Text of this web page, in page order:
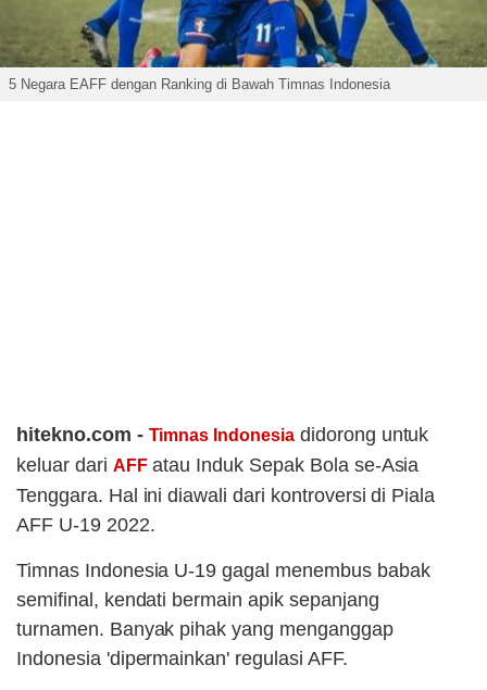
5 Negara EAFF dengan Ranking di Bawah Timnas Indonesia
hitekno.com - Timnas Indonesiadidorong untuk
keluar dari AFFatau Induk Sepak Bola se-Asia
Tenggara. Hal ini diawali dari kontroversi di Piala
AFF U-19 2022.
Timnas Indonesia U-19 gagal menembus babak
semifinal, kendati bermain apik sepanjang
turnamen. Banyak pihak yang menganggap
Indonesia 'dipermainkan' regulasi AFF.